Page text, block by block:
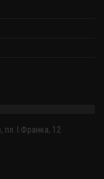
пл. І.Франка, 12